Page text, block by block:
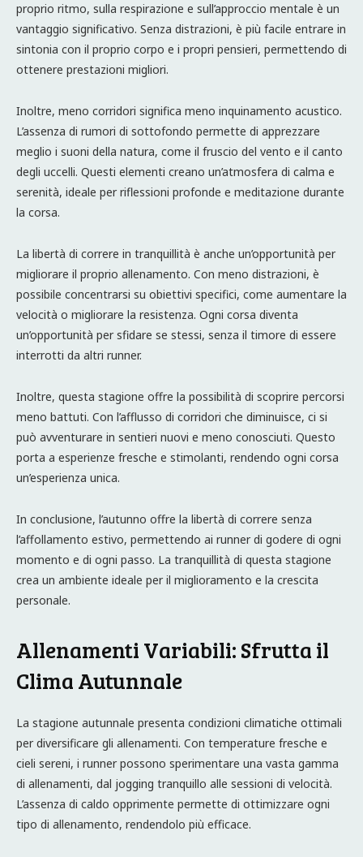
proprio ritmo, sulla respirazione e sull’approccio mentale è un
vantaggio significativo. Senza distrazioni, è più facile entrare in
sintonia con il proprio corpo e i propri pensieri, permettendo di
ottenere prestazioni migliori.
Inoltre, meno corridori significa meno inquinamento acustico.
L’assenza di rumori di sottofondo permette di apprezzare
meglio i suoni della natura, come il fruscio del vento e il canto
degli uccelli. Questi elementi creano un’atmosfera di calma e
serenità, ideale per riflessioni profonde e meditazione durante
la corsa.
La libertà di correre in tranquillità è anche un’opportunità per
migliorare il proprio allenamento. Con meno distrazioni, è
possibile concentrarsi su obiettivi specifici, come aumentare la
velocità o migliorare la resistenza. Ogni corsa diventa
un’opportunità per sfidare se stessi, senza il timore di essere
interrotti da altri runner.
Inoltre, questa stagione offre la possibilità di scoprire percorsi
meno battuti. Con l’afflusso di corridori che diminuisce, ci si
può avventurare in sentieri nuovi e meno conosciuti. Questo
porta a esperienze fresche e stimolanti, rendendo ogni corsa
un’esperienza unica.
In conclusione, l’autunno offre la libertà di correre senza
l’affollamento estivo, permettendo ai runner di godere di ogni
momento e di ogni passo. La tranquillità di questa stagione
crea un ambiente ideale per il miglioramento e la crescita
personale.
Allenamenti Variabili: Sfrutta il
Clima Autunnale
La stagione autunnale presenta condizioni climatiche ottimali
per diversificare gli allenamenti. Con temperature fresche e
cieli sereni, i runner possono sperimentare una vasta gamma
di allenamenti, dal jogging tranquillo alle sessioni di velocità.
L’assenza di caldo opprimente permette di ottimizzare ogni
tipo di allenamento, rendendolo più efficace.